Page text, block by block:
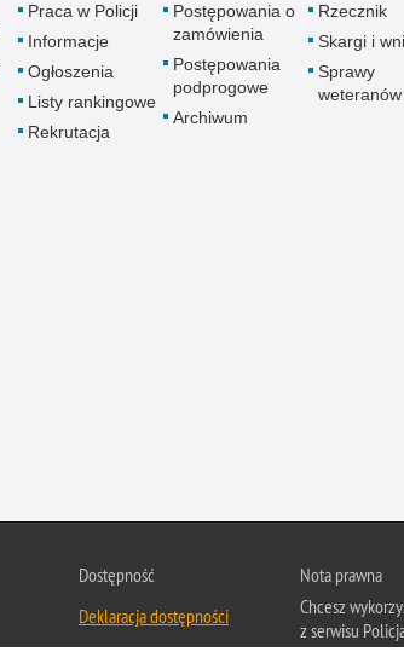
Pranie
Prawa
Praca w Policji
Informacje
Ogłoszenia
Listy rankingowe
Rekrutacja
Postępowania o
zamówienia
Postępowania
podprogowe
Archiwum
Rzecznik
Skargi i
Sprawy
weteranów
Dostępność
Deklaracja dostępności
Nota prawna
Chcesz
z serwisu